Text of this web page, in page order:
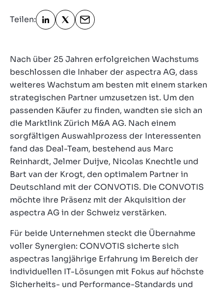
Kontakt
DE
Teilen:
Nach über 25 Jahren erfolgreichen Wachstums
beschlossen die Inhaber der aspectra AG, dass
weiteres Wachstum am besten mit einem starken
strategischen Partner umzusetzen ist. Um den
passenden Käufer zu finden, wandten sie sich an
die Marktlink Zürich M&A AG. Nach einem
sorgfältigen Auswahlprozess der Interessenten
fand das Deal-Team, bestehend aus Marc
Reinhardt, Jelmer Duijve, Nicolas Knechtle und
Bart van der Krogt, den optimalem Partner in
Deutschland mit der CONVOTIS. Die CONVOTIS
möchte ihre Präsenz mit der Akquisition der
aspectra AG in der Schweiz verstärken.
Für beide Unternehmen steckt die Übernahme
voller Synergien: CONVOTIS sicherte sich
aspectras langjährige Erfahrung im Bereich der
individuellen IT-Lösungen mit Fokus auf höchste
Sicherheits- und Performance-Standards und